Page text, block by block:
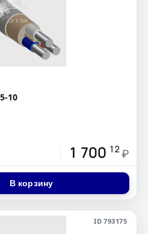
10
1 700 12 ₽
В корзину
ID 793175